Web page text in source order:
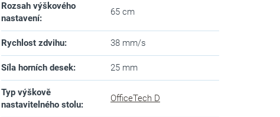
Rozsah výškového
nastavení:
65 cm
Rychlost zdvihu: 38 mm/s
Síla horních desek: 25 mm
Typ výškově
nastavitelného stolu:
OfficeTech D